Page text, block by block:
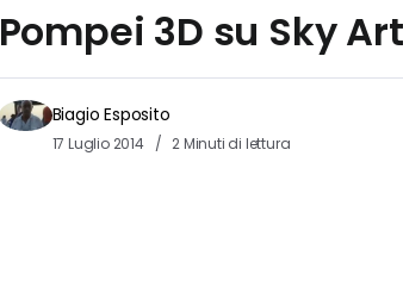
Pompei 3D su Sky
Biagio Esposito
17 Luglio 2014 2 Minuti di lettura